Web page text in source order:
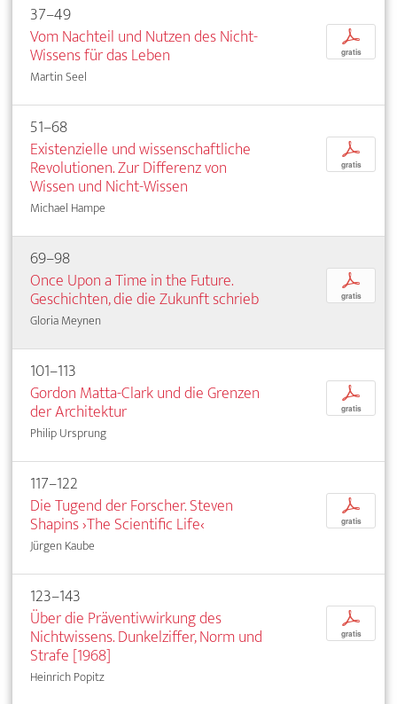
37–49
Vom Nachteil und Nutzen des Nicht-
Wissens für das Leben
Martin Seel
p
gratis
51–68
Existenzielle und wissenschaftliche
Revolutionen. Zur Differenz von
Wissen und Nicht-Wissen
Michael Hampe
p
gratis
69–98
Once Upon a Time in the Future.
Geschichten, die die Zukunft schrieb
Gloria Meynen
p
gratis
101–113
Gordon Matta-Clark und die Grenzen
der Architektur
Philip Ursprung
p
gratis
117–122
Die Tugend der Forscher. Steven
Shapins ›The Scientific Life‹
Jürgen Kaube
p
gratis
123–143
Über die Präventivwirkung des
Nichtwissens. Dunkelziffer, Norm und
Strafe [1968]
Heinrich Popitz
p
gratis